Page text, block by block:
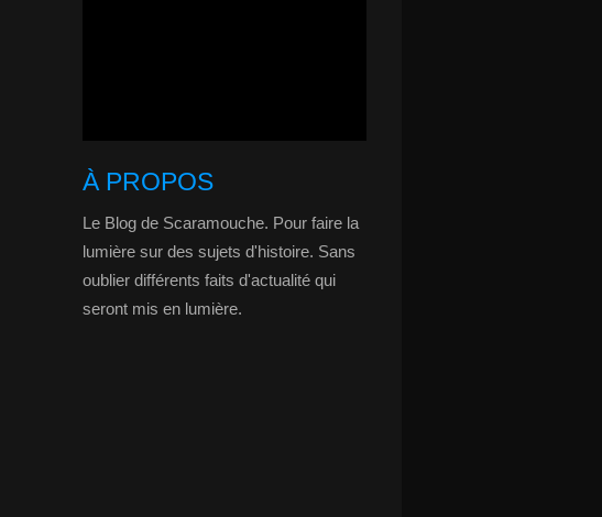
À PROPOS
Le Blog de Scaramouche. Pour faire la
lumière sur des sujets d'histoire. Sans
oublier différents faits d'actualité qui
seront mis en lumière.